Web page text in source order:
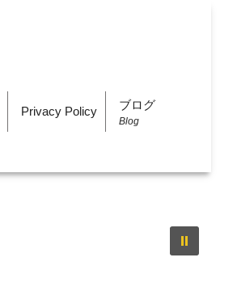
Privacy Policy ブログ
Blog